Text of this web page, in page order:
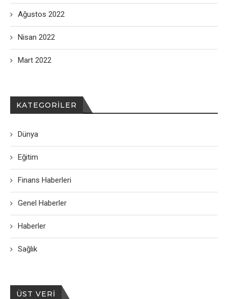
Ağustos 2022
Nisan 2022
Mart 2022
KATEGORILER
Dünya
Eğitim
Finans Haberleri
Genel Haberler
Haberler
Sağlık
ÜST VERI